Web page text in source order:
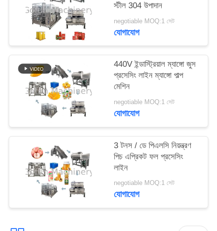
উদ্ধৃতির
আবেদন
গোপনীয়তা
স্টীল 304 উপাদান
negotiable MOQ:1 সেট
যোগাযোগ
440V ইন্ডাস্ট্রিয়াল ম্যাঙ্গো জুস
প্রসেসিং লাইন ম্যাঙ্গো পাল্প
মেশিন
negotiable MOQ:1 সেট
যোগাযোগ
3 টনস / ডে পিএলসি নিয়ন্ত্রণ
পিচ এপ্রিকট ফল প্রসেসিং
লাইন
negotiable MOQ:1 সেট
যোগাযোগ